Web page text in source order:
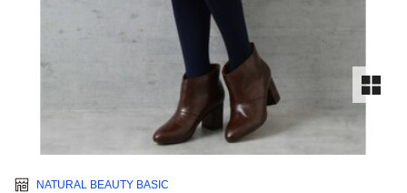
NATURAL BEAUTY BASIC